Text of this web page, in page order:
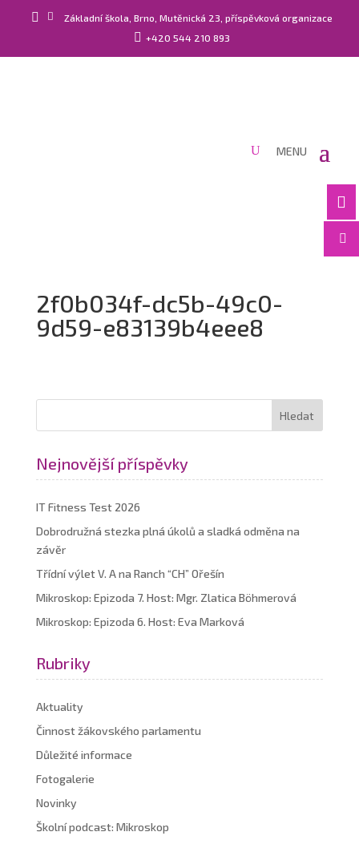
  Základní škola, Brno, Mutěnická 23, příspěvková organizace
 +420 544 210 893


2f0b034f-dc5b-49c0-
9d59-e83139b4eee8
Nejnovější příspěvky
IT Fitness Test 2026
Dobrodružná stezka plná úkolů a sladká odměna na
závěr
Třídní výlet V. A na Ranch “CH” Ořešín
Mikroskop: Epizoda 7. Host: Mgr. Zlatica Böhmerová
Mikroskop: Epizoda 6. Host: Eva Marková
Rubriky
Aktuality
Činnost žákovského parlamentu
Důležité informace
Fotogalerie
Novinky
Školní podcast: Mikroskop